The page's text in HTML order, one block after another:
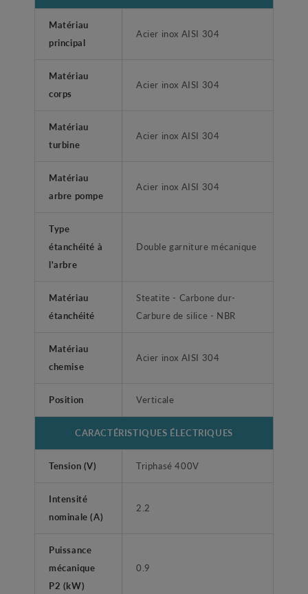
Matériau
principal
Acier inox AISI 304
Matériau
corps
Acier inox AISI 304
Matériau
turbine
Acier inox AISI 304
Matériau
arbre pompe
Acier inox AISI 304
Type
étanchéité à
l'arbre
Double garniture mécanique
Matériau
étanchéité
Steatite - Carbone dur-
Carbure de silice - NBR
Matériau
chemise
Acier inox AISI 304
Position Verticale
CARACTÉRISTIQUES ÉLECTRIQUES
Tension (V) Triphasé 400V
Intensité
nominale (A)
2.2
Puissance
mécanique
P2 (kW)
0.9